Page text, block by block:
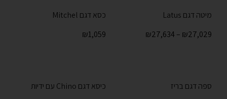
מיטה דגם Latus
₪27,029
–
₪27,634
כסא דגם Mitchel
₪1,059
ספה דגם בריז
כיסא דגם Chino עם ידיות